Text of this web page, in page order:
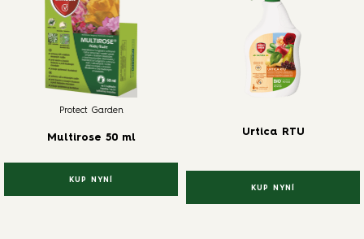
Protect Garden
Multirose 50 ml
KUP NYNÍ
Urtica RTU
KUP NYNÍ